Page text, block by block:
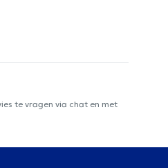
te vragen via chat en met